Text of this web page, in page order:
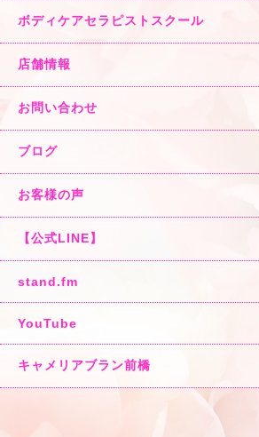
ボディケアセラピストスクール
店舗情報
お問い合わせ
ブログ
お客様の声
【公式LINE】
stand.fm
YouTube
キャメリアブラン前橋